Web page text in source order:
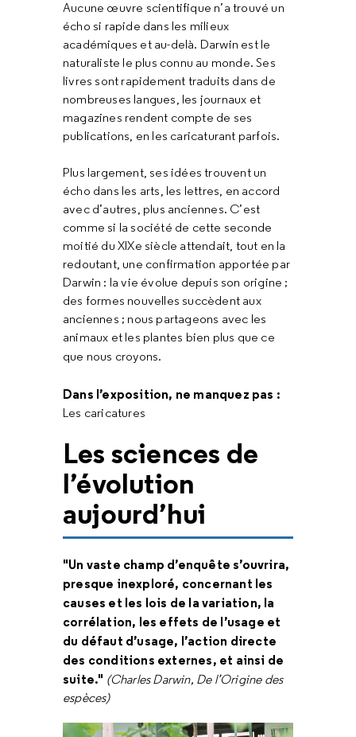
Aucune œuvre scientifique n’a trouvé un
écho si rapide dans les milieux
académiques et au-delà. Darwin est le
naturaliste le plus connu au monde. Ses
livres sont rapidement traduits dans de
nombreuses langues, les journaux et
magazines rendent compte de ses
publications, en les caricaturant parfois.
Plus largement, ses idées trouvent un
écho dans les arts, les lettres, en accord
avec d’autres, plus anciennes. C’est
comme si la société de cette seconde
moitié du XIXe siècle attendait, tout en la
redoutant, une confirmation apportée par
Darwin : la vie évolue depuis son origine ;
des formes nouvelles succèdent aux
anciennes ; nous partageons avec les
animaux et les plantes bien plus que ce
que nous croyons.
Dans l’exposition, ne manquez pas :
Les caricatures
Les sciences de
l’évolution
aujourd’hui
"Un vaste champ d’enquête s’ouvrira,
presque inexploré, concernant les
causes et les lois de la variation, la
corrélation, les effets de l’usage et
du défaut d’usage, l’action directe
des conditions externes, et ainsi de
suite." (Charles Darwin, De l’Origine des
espèces)